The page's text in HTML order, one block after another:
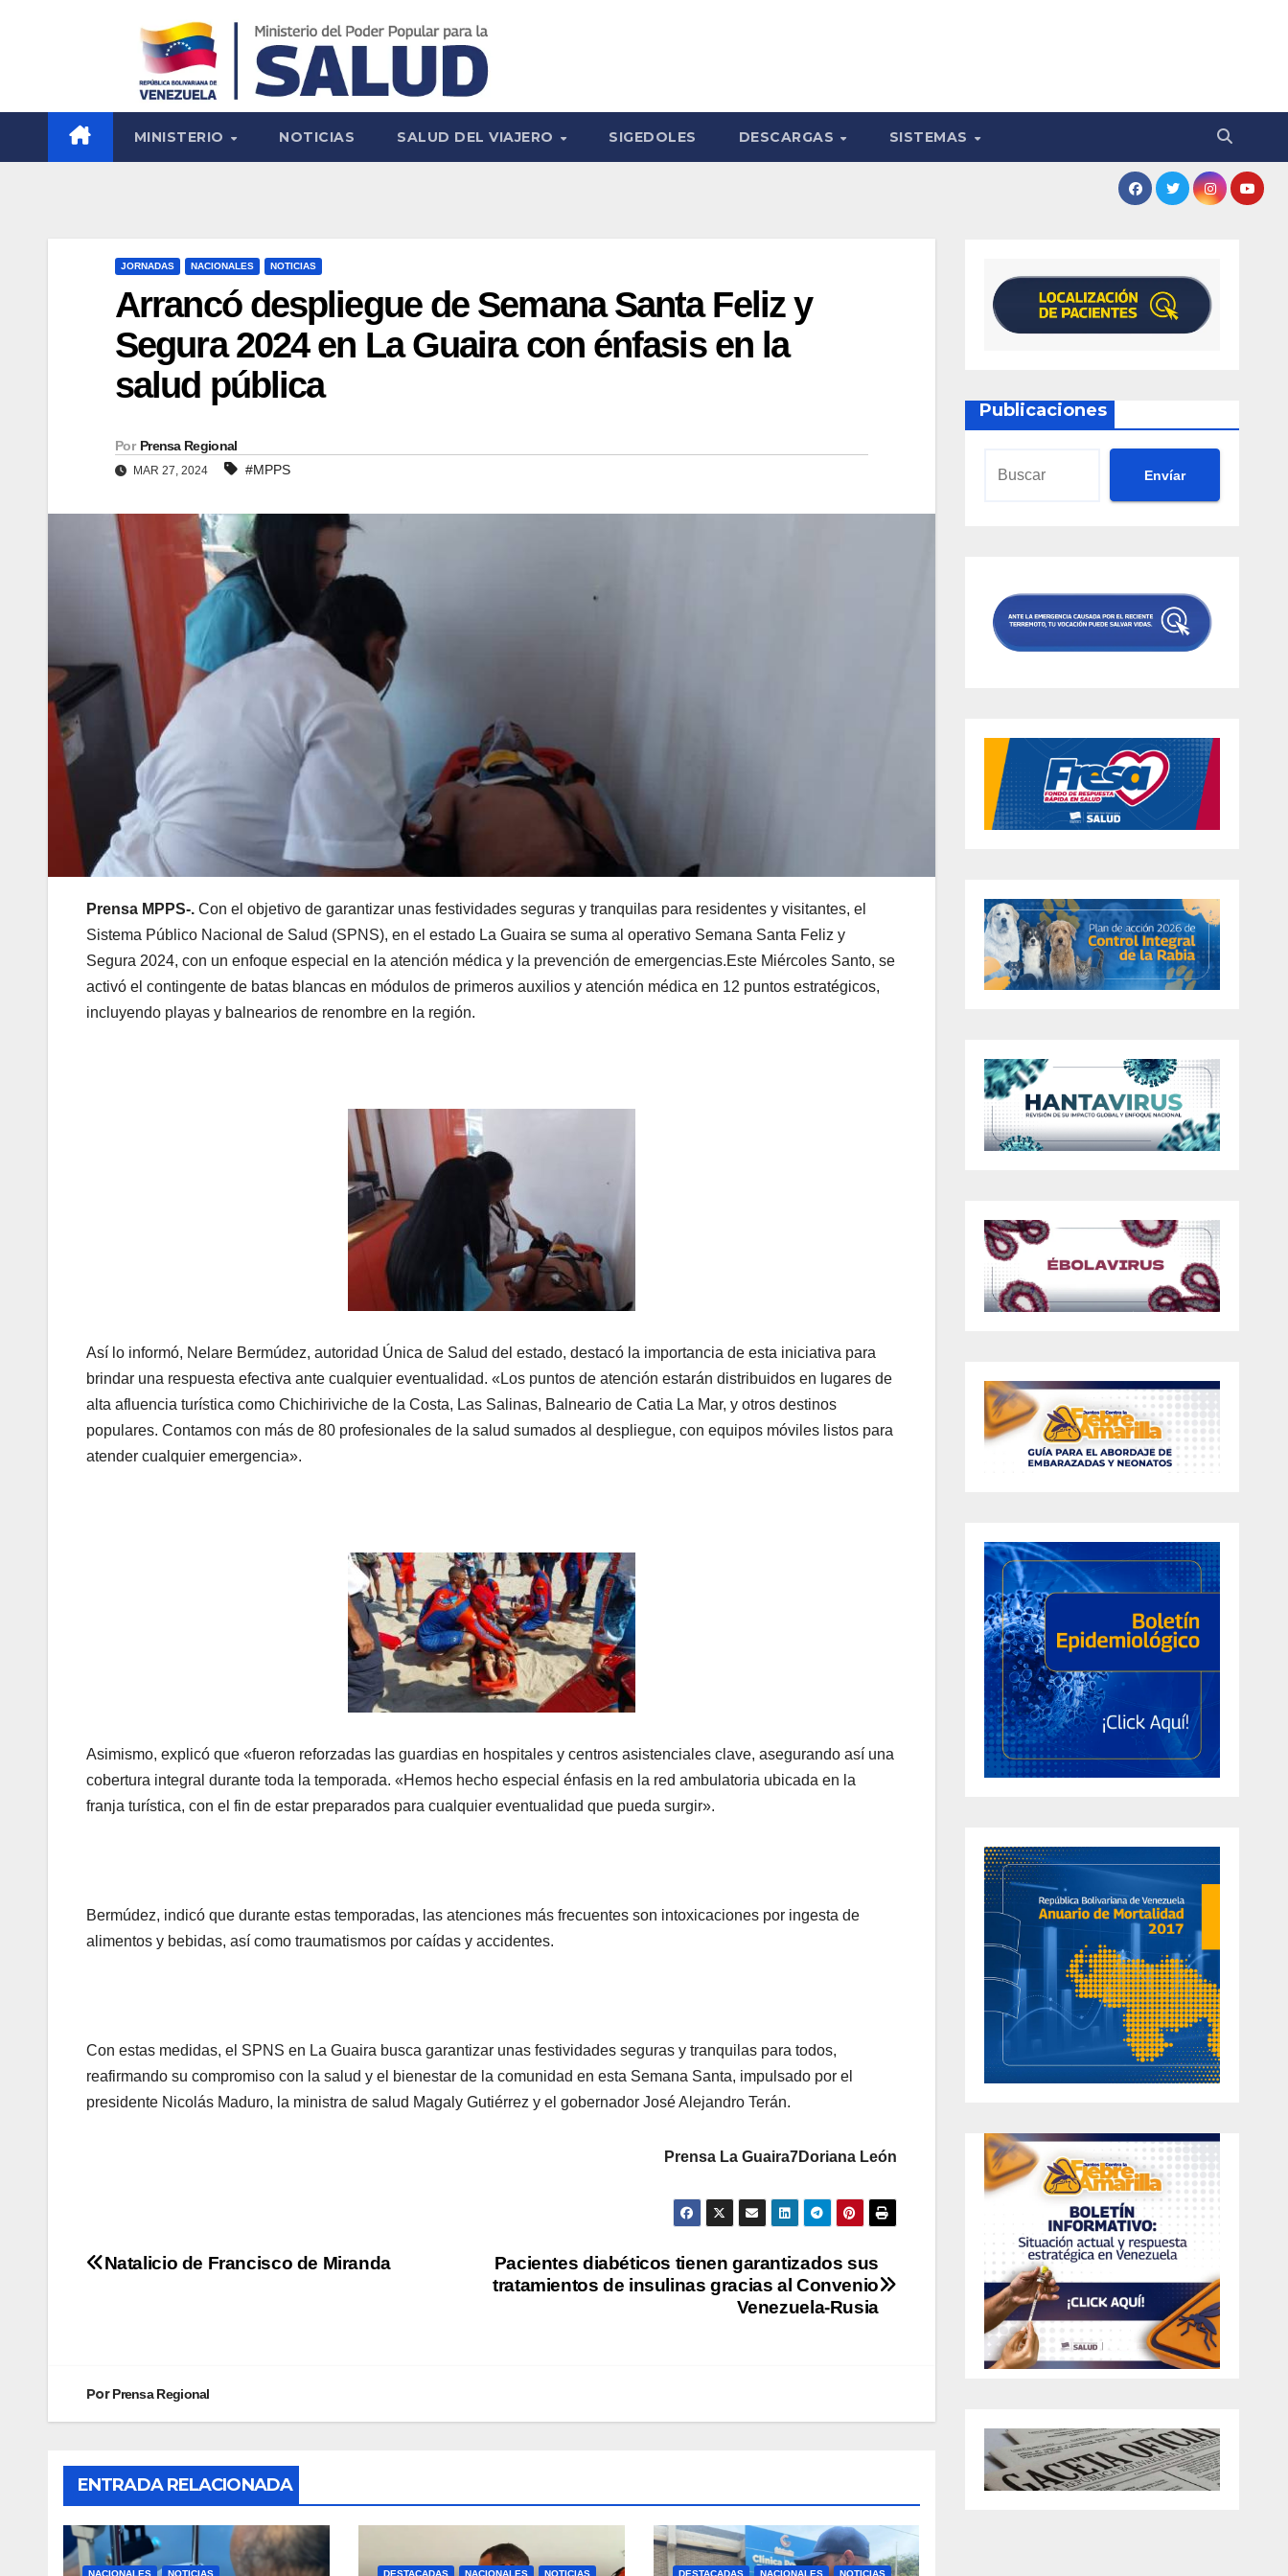
MINISTERIO NOTICIAS SALUD DEL VIAJERO SIGEDOLES DESCARGAS SISTEMAS
JORNADAS NACIONALES NOTICIAS
Arrancó despliegue de Semana Santa Feliz y
Segura 2024 en La Guaira con énfasis en la
salud pública
Por Prensa Regional
MAR 27, 2024 #MPPS
Prensa MPPS-. Con el objetivo de garantizar unas festividades seguras y tranquilas para residentes y visitantes, el
Sistema Público Nacional de Salud (SPNS), en el estado La Guaira se suma al operativo Semana Santa Feliz y
Segura 2024, con un enfoque especial en la atención médica y la prevención de emergencias.Este Miércoles Santo, se
activó el contingente de batas blancas en módulos de primeros auxilios y atención médica en 12 puntos estratégicos,
incluyendo playas y balnearios de renombre en la región.
Así lo informó, Nelare Bermúdez, autoridad Única de Salud del estado, destacó la importancia de esta iniciativa para
brindar una respuesta efectiva ante cualquier eventualidad. «Los puntos de atención estarán distribuidos en lugares de
alta afluencia turística como Chichiriviche de la Costa, Las Salinas, Balneario de Catia La Mar, y otros destinos
populares. Contamos con más de 80 profesionales de la salud sumados al despliegue, con equipos móviles listos para
atender cualquier emergencia».
Asimismo, explicó que «fueron reforzadas las guardias en hospitales y centros asistenciales clave, asegurando así una
cobertura integral durante toda la temporada. «Hemos hecho especial énfasis en la red ambulatoria ubicada en la
franja turística, con el fin de estar preparados para cualquier eventualidad que pueda surgir».
Bermúdez, indicó que durante estas temporadas, las atenciones más frecuentes son intoxicaciones por ingesta de
alimentos y bebidas, así como traumatismos por caídas y accidentes.
Con estas medidas, el SPNS en La Guaira busca garantizar unas festividades seguras y tranquilas para todos,
reafirmando su compromiso con la salud y el bienestar de la comunidad en esta Semana Santa, impulsado por el
presidente Nicolás Maduro, la ministra de salud Magaly Gutiérrez y el gobernador José Alejandro Terán.
Prensa La Guaira7Doriana León
Pacientes diabéticos tienen garantizados sus
tratamientos de insulinas gracias al Convenio
Venezuela-Rusia
Natalicio de Francisco de Miranda
PorPrensa Regional
ENTRADA RELACIONADA
NACIONALES NOTICIAS DESTACADAS NACIONALES NOTICIAS DESTACADAS NACIONALES NOTICIAS
Publicaciones
Envíar